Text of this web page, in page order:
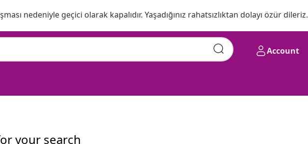
nedeniyle geçici olarak kapalıdır. Yaşadığınız rahatsızlıktan dolayı özür dileriz.
Account
your search